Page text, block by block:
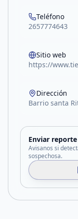
Teléfono
2657774643
Sitio web
https://
Dirección
Barrio santa
Enviar reporte
Avisanos si
sospechosa.